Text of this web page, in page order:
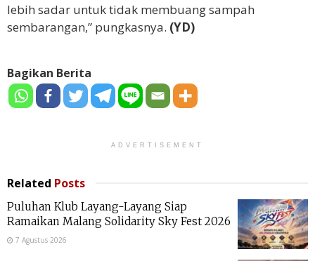
lebih sadar untuk tidak membuang sampah
sembarangan,” pungkasnya. (YD)
Bagikan Berita
ADVERTISEMENT
Related Posts
Puluhan Klub Layang-Layang Siap
Ramaikan Malang Solidarity Sky Fest 2026
7 Agustus 2026